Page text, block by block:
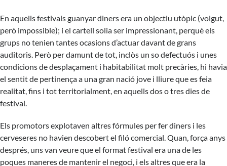
En aquells festivals guanyar diners era un objectiu utòpic (volgut,
però impossible); i el cartell solia ser impressionant, perquè els
grups no tenien tantes ocasions d’actuar davant de grans
auditoris. Però per damunt de tot, inclòs un so defectuós i unes
condicions de desplaçament i habitabilitat molt precàries, hi havia
el sentit de pertinença a una gran nació jove i lliure que es feia
realitat, fins i tot territorialment, en aquells dos o tres dies de
festival.
Els promotors explotaven altres fórmules per fer diners i les
cerveseres no havien descobert el filó comercial. Quan, força anys
després, uns van veure que el format festival era una de les
poques maneres de mantenir el negoci, i els altres que era la